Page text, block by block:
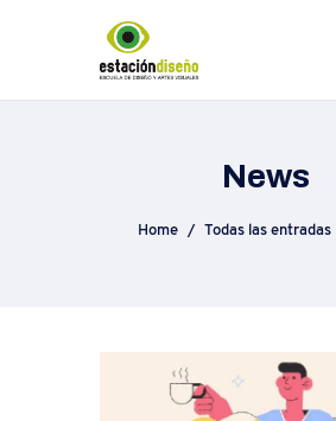
News
Home Todas las entradas